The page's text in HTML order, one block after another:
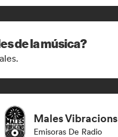
de la música?
Males Vibracions
Emisoras De Radio